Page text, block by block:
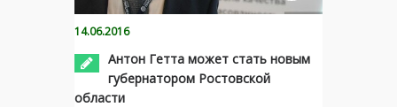
14.06.2016
Антон Гетта может стать новым
губернатором Ростовской
области